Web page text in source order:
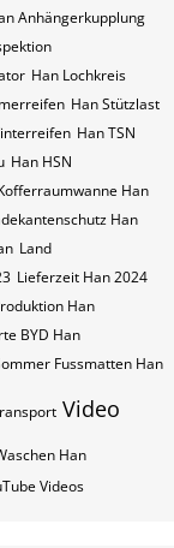
Anhängerkupplung
Han Lochkreis
Han Stützlast
Han​​​​ TSN
Han​​​​​ HSN
Han
Han
Land
Lieferzeit Han 2024
Han
BYD Han
Fussmatten Han
Video
Han
Videos